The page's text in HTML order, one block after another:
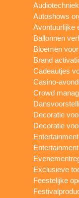
Autoshows
Avontuurlijke
Ballonnen
Bloemen
Brand
Cadeautjes
Casino-
Crowd
Decoratie
Decoratie
Exclusieve
Feestelijke